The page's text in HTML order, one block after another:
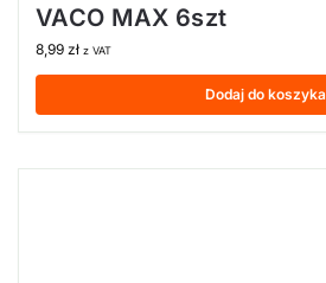
VACO MAX 6szt
8,99 zł z VAT
Dodaj do koszyka